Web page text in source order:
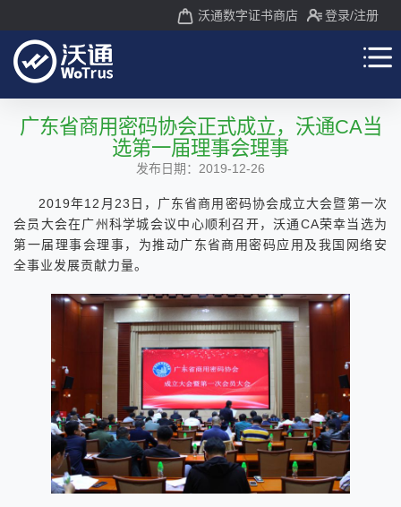
沃通数字证书商店 登录/注册
广东省商用密码协会正式成立，沃通CA当
选第一届理事会理事
发布日期：2019-12-26
2019年12月23日，广东省商用密码协会成立大会暨第一次
会员大会在广州科学城会议中心顺利召开，沃通CA荣幸当选为
第一届理事会理事，为推动广东省商用密码应用及我国网络安
全事业发展贡献力量。